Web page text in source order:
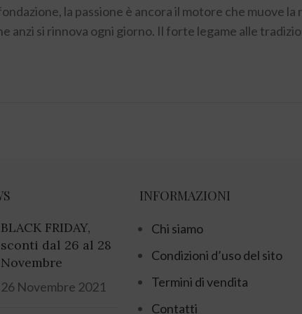
la passione è ancora il motore che muove la
anzi si rinnova ogni giorno. Il forte legame alle
BLACK FRIDAY,
sconti dal 26 al 28
Novembre
26 Novembre 2021
INFORMAZIONI
Chi siamo
Condizioni d’uso del sito
Termini di vendita
Contatti